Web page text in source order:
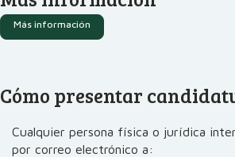
Más información
Cómo presentar
Cualquier persona física o jurídica
por correo electrónico a: